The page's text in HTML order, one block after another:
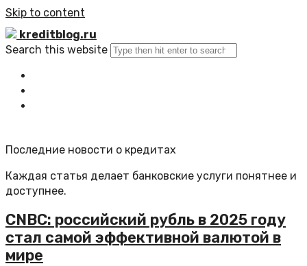
Skip to content
kreditblog.ru
Search this website
Последние новости о кредитах
Каждая статья делает банковские услуги понятнее и
доступнее.
CNBC: российский рубль в 2025 году
стал самой эффективной валютой в
мире